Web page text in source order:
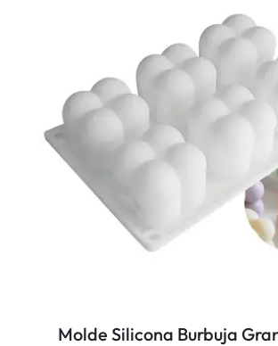
Molde Silicona Burbuja